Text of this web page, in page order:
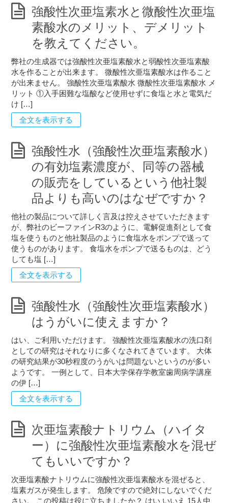
強酸性次亜塩素水と微酸性次亜塩
素酸水のメリット、デメリット
を教えてください。
弊社の生成器では強酸性次亜塩素酸水と弱酸性次亜塩素酸
水を作ることが出来ます。 微酸性次亜塩素酸水は作ること
が出来ません。 強酸性次亜塩素酸水 微酸性次亜塩素酸水 メ
リット ①入手困難な塩酸など使用せずに食塩と水と電気だ
け […]
全文を表示する
強酸性水（強酸性次亜塩素酸水）
の有効塩素濃度が、同等の器械
の販売をしているという他社製
品よりも高いのはなぜですか？
他社の製品について詳しく言及は控えさせていただきます
が、弊社のビーファインR3のように、電解促進剤として食
塩を使うものと他社製品のように食塩水をポンプで送って
使うものがあります。 食塩水をポンプで送るものは、どう
しても塩 […]
全文を表示する
強酸性水（強酸性次亜塩素酸水）
はうがいに使えますか？
はい、ご利用いただけます。 強酸性次亜塩素酸水の洗口剤
としての研究はそれなりに多くなされてきています。 大体
の研究結果が30秒程度のうがいは問題ないというのが多い
ようです。 一例として、日本大学保存学教室歯周病学講座
の伊 […]
全文を表示する
次亜塩素酸ナトリウム（ハイタ
ー）に強酸性次亜塩素酸水を混ぜ
てもいいですか？
次亜塩素酸ナトリウムに強酸性次亜塩素酸水を混ぜると、
塩素ガスが発生します。 危険ですので絶対にしないでくだ
さい。 この投稿は役に立ちましたか？ はい いいえ 15人中